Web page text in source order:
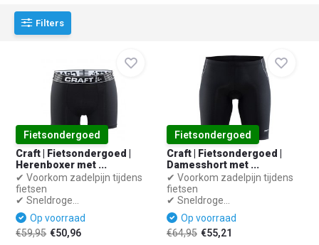
Filters
Fietsondergoed
Craft | Fietsondergoed |
Herenboxer met ...
✔ Voorkom zadelpijn tijdens
fietsen
✔ Sneldroge...
Op voorraad
€59,95 €50,96
Fietsondergoed
Craft | Fietsondergoed |
Damesshort met ...
✔ Voorkom zadelpijn tijdens
fietsen
✔ Sneldroge...
Op voorraad
€64,95 €55,21